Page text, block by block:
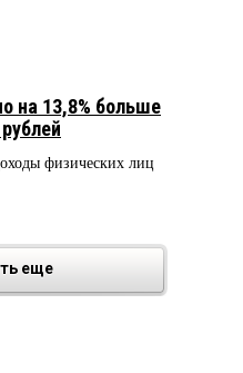
на 13,8% больше
физических лиц
еще